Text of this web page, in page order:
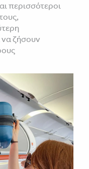
περισσότεροι
να ζήσουν